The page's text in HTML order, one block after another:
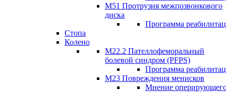
М51 Протрузия межпозвонкового
диска
Программа
Стопа
Колено
М22.2 Пателлофеморальный
болевой синдром (PFPS)
Программа
М23 Повреждения менисков
Мнение